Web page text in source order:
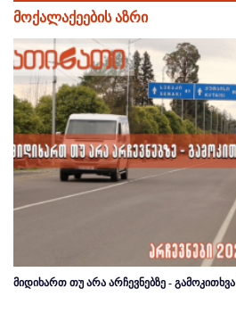
მოქალაქეების აზრი
მიდიხართ თუ არა არჩევნებზე -